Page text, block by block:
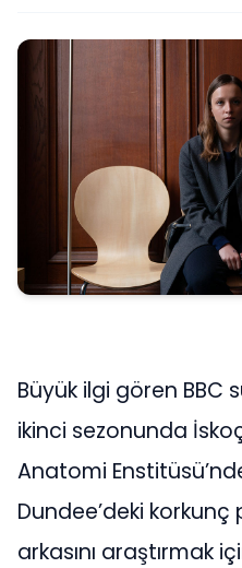
Büyük ilgi gören BBC
ikinci sezonunda
Anatomi
Dundee’deki
arkasını araştırmak